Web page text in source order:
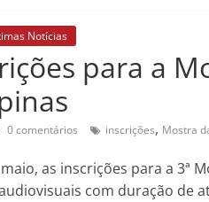
Notícias
para a
0 comentários inscrições, Mostra
as inscrições para a 3ª
com duração de